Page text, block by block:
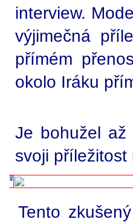
interview.
výjimečná
přímém
okolo Iráku
Je bohužel až
svoji příležitost
Tento